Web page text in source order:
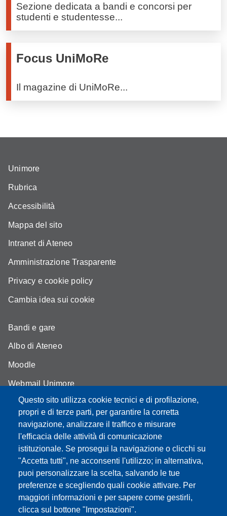
Sezione dedicata a bandi e concorsi per
studenti e studentesse...
Focus UniMoRe
Il magazine di UniMoRe...
Questo sito utilizza cookie tecnici e di profilazione,
propri e di terze parti, per garantire la corretta
navigazione, analizzare il traffico e misurare
l'efficacia delle attività di comunicazione
istituzionale. Se prosegui la navigazione o clicchi su
"Accetta tutti", ne acconsenti l'utilizzo; in alternativa,
puoi personalizzare la scelta, salvando le tue
preferenze e scegliendo quali cookie attivare. Per
maggiori informazioni e per sapere come gestirli,
clicca sul bottone "Impostazioni".
Unimore
Rubrica
Accessibilità
Mappa del sito
Intranet di Ateneo
Amministrazione Trasparente
Privacy e cookie policy
Cambia idea sui cookie
Bandi e gare
Albo di Ateneo
Moodle
Webmail Unimore
Aule Unimore
Dove siamo
FAQ
Partita IVA: 00427620364
Dipartimento di Comunicazione ed Economia